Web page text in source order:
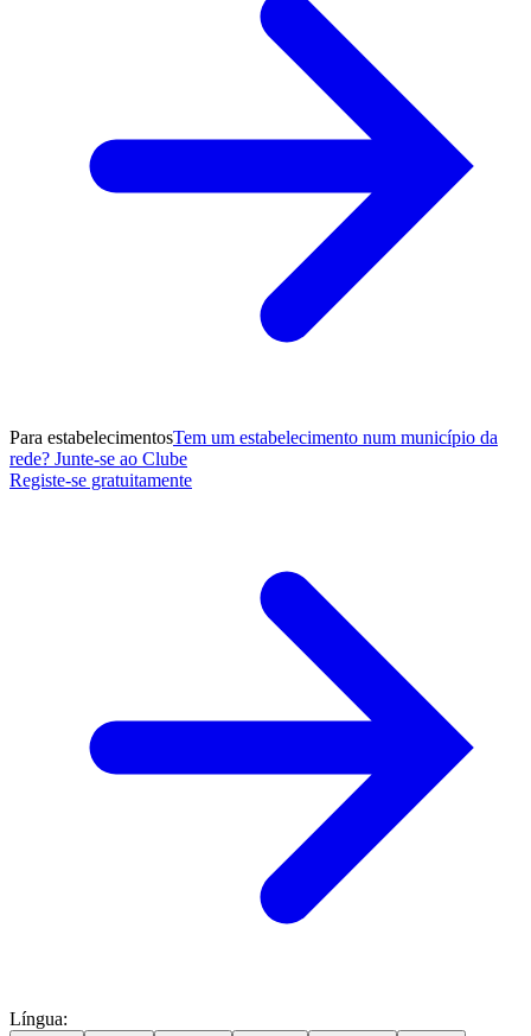
Para estabelecimentosTem um estabelecimento num município da
rede? Junte-se ao Clube
Registe-se gratuitamente
Língua: